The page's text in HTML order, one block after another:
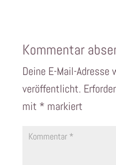
h am
besten
verhältst
Kommentar
Deine E-Mail-Adresse
veröffentlicht.
mit * markiert